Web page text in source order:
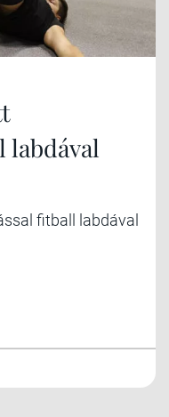
fitball labdával